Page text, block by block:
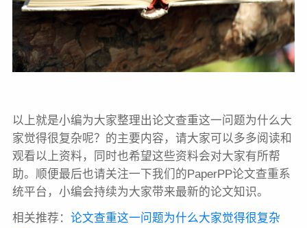
以上就是小编为大家整理出论文查重这一问题为什么大
家觉得很复杂呢？的主要内容，请大家可以多多阅读和
观看以上资料，同时也希望这些资料会对大家有所帮
助。顺便最后也请关注一下我们的PaperPP论文查重系
统平台，小编会持续为大家带来最新的论文知识。
相关推荐： 论文查重这一问题为什么大家觉得很复杂